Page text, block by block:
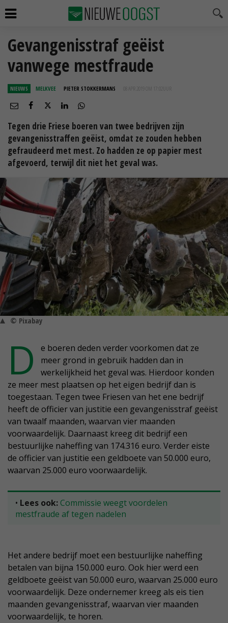
Gevangenisstraf geëist
vanwege mestfraude
NIEUWS MELKVEE PIETER STOKKERMANS 08 APR 2019 OM 17:02
Tegen drie Friese boeren van twee bedrijven zijn
gevangenisstraffen geëist, omdat ze zouden hebben
gefraudeerd met mest. Zo hadden ze op papier mest
afgevoerd, terwijl dit niet het geval was.
© Pixabay
D
e boeren deden verder voorkomen dat ze
meer grond in gebruik hadden dan in
werkelijkheid het geval was. Hierdoor konden
ze meer mest plaatsen op het eigen bedrijf dan is
toegestaan. Tegen twee Friesen van het ene bedrijf
heeft de officier van justitie een gevangenisstraf geëist
van twaalf maanden, waarvan vier maanden
voorwaardelijk. Daarnaast kreeg dit bedrijf een
bestuurlijke naheffing van 174.316 euro. Verder eiste
de officier van justitie een geldboete van 50.000 euro,
waarvan 25.000 euro voorwaardelijk.
• Lees ook: Commissie weegt voordelen
mestfraude af tegen nadelen
Het andere bedrijf moet een bestuurlijke naheffing
betalen van bijna 150.000 euro. Ook hier werd een
geldboete geëist van 50.000 euro, waarvan 25.000 euro
voorwaardelijk. Deze ondernemer kreeg als eis tien
maanden gevangenisstraf, waarvan vier maanden
voorwaardelijk, te horen.